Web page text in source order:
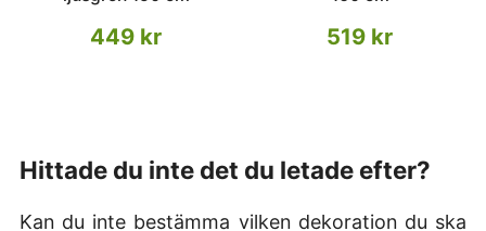
449 kr 519 kr
Hittade du inte det du letade efter?
Kan du inte bestämma vilken dekoration du ska